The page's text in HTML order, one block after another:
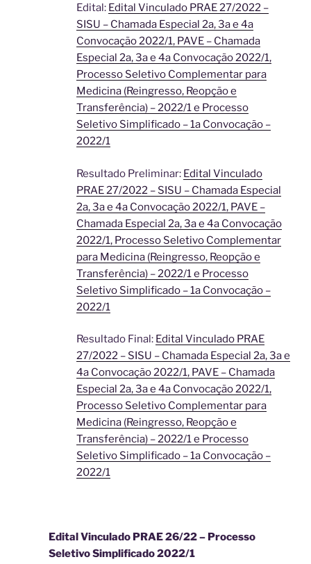
Edital: Edital Vinculado PRAE 27/2022 –
SISU – Chamada Especial 2a, 3a e 4a
Convocação 2022/1, PAVE – Chamada
Especial 2a, 3a e 4a Convocação 2022/1,
Processo Seletivo Complementar para
Medicina (Reingresso, Reopção e
Transferência) – 2022/1 e Processo
Seletivo Simplificado – 1a Convocação –
2022/1
Resultado Preliminar: Edital Vinculado
PRAE 27/2022 – SISU – Chamada Especial
2a, 3a e 4a Convocação 2022/1, PAVE –
Chamada Especial 2a, 3a e 4a Convocação
2022/1, Processo Seletivo Complementar
para Medicina (Reingresso, Reopção e
Transferência) – 2022/1 e Processo
Seletivo Simplificado – 1a Convocação –
2022/1
Resultado Final: Edital Vinculado PRAE
27/2022 – SISU – Chamada Especial 2a, 3a e
4a Convocação 2022/1, PAVE – Chamada
Especial 2a, 3a e 4a Convocação 2022/1,
Processo Seletivo Complementar para
Medicina (Reingresso, Reopção e
Transferência) – 2022/1 e Processo
Seletivo Simplificado – 1a Convocação –
2022/1
Edital Vinculado PRAE 26/22 – Processo
Seletivo Simplificado 2022/1